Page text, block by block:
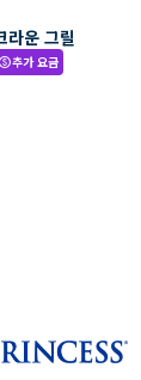
라운 그릴
paid추가 요금